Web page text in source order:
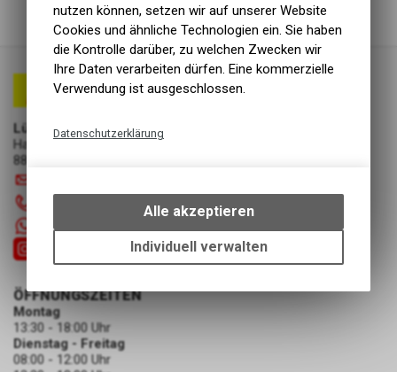
Lüscher Motor- & Bike World
Hauptstrasse 29a
8867 Niederurnen
+41 55 6103131
ÖFFNUNGSZEITEN
Montag
13:30 - 18:00 Uhr
Dienstag - Freitag
08:00 - 12:00 Uhr
nutzen können, setzen wir auf unserer Website
Cookies und ähnliche Technologien ein. Sie haben
die Kontrolle darüber, zu welchen Zwecken wir
Ihre Daten verarbeiten dürfen. Eine kommerzielle
Verwendung ist ausgeschlossen.
Datenschutzerklärung
bestimmte Interaktionen und
Einstellungen auf Ihrem Gerät,
um die grundlegenden
Funktionen unseres Online-
Alle akzeptieren
Individuell verwalten